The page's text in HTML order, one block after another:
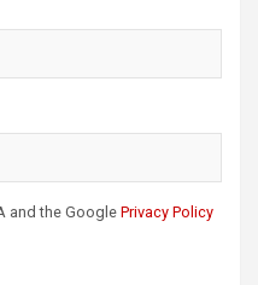
and the Google Privacy Policy